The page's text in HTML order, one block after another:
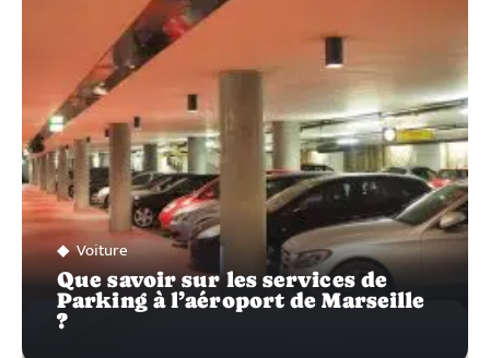
Voiture
Que savoir sur les services de
Parking à l’aéroport de Marseille
?